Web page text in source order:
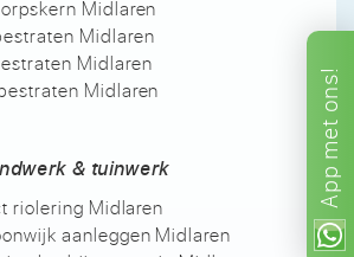
App
met
ons!
Midlaren
Midlaren
Midlaren
Midlaren
& tuinwerk
riolering Midlaren
aanleggen Midlaren